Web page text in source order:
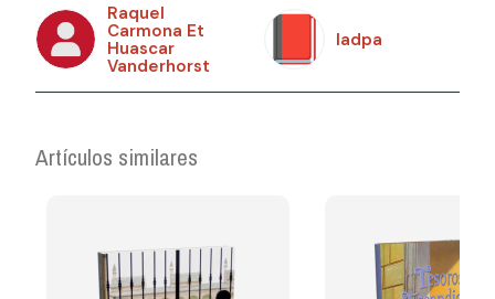
Raquel
Carmona Et
Huascar
Vanderhorst
Iadpa
Artículos similares